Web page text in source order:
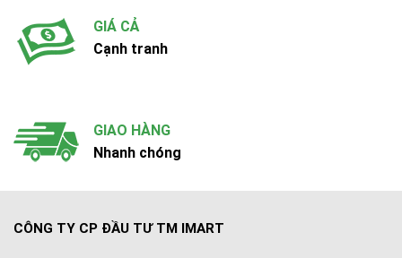
GIÁ CẢ
Cạnh tranh
GIAO HÀNG
Nhanh chóng
CÔNG TY CP ĐẦU TƯ TM IMART